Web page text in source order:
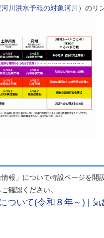
河川洪水予報の対象河川） のリ
報」について特設ページを開
確認ください。
ついて(令和８年～) | 気